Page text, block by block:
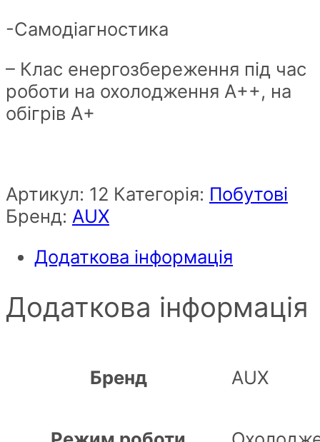
-Самодіагностика
– Клас енергозбереження під час
роботи на охолодження А++, на
обігрів А+
Артикул: 12 Категорія: Побутові
Бренд: AUX
Додаткова інформація
Додаткова інформація
Бренд AUX